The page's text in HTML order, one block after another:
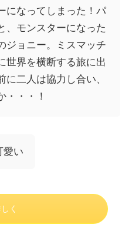
になってしまった！パ
、モンスターになった
ジョニー。ミスマッチ
世界を横断する旅に出
二人は協力し合い、
・・・！
愛い
く